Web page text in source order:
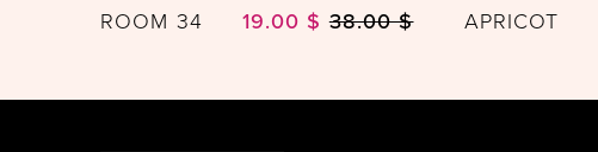
ROOM 34 19.00 $ 38.00 $ APRICOT